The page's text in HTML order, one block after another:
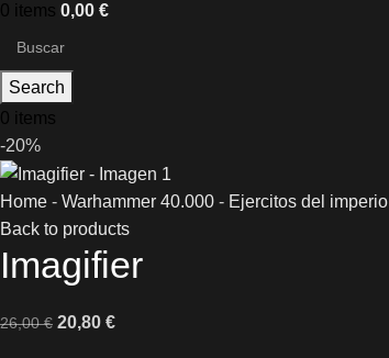
0 items 0,00 €
Search
0 items
-20%
Home - Warhammer 40.000 - Ejercitos del imperio
Back to products
Imagifier
26,00€ 20,80 €